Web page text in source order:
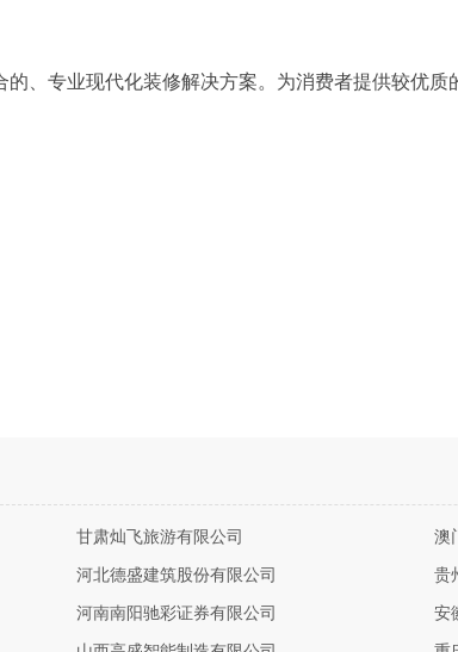
、专业现代化装修解决方案。为消费者提供较优
甘肃灿飞旅游有限公司 澳
河北德盛建筑股份有限公司 贵
河南南阳驰彩证券有限公司 安